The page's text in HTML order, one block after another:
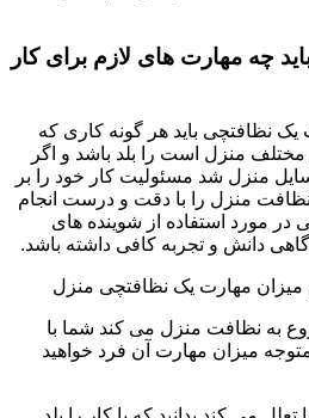
چه مهارت های لازم برای کار
نظافتچی باید هر گونه کاری که
منزل است را بلد باشد و اگر
منزل شد مسئولیت کار خود را بر
منزل را با دقت و درست انجام
در مورد استفاده از شوینده های
دانش و تجربه کافی داشته باشد.
مهارت یک نظافتچی منزل
به نظافت منزل می کند شما با
میزان مهارت آن فرد خواهید